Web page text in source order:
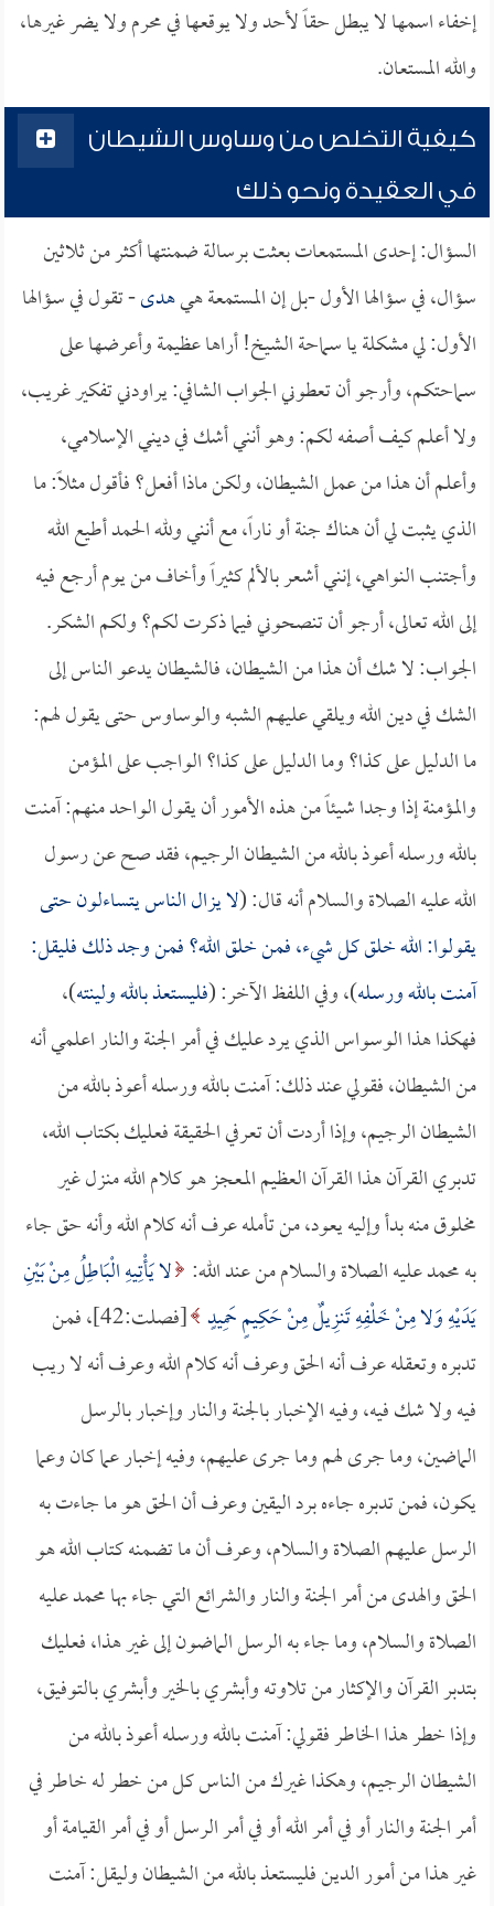
إخفاء اسمها لا يبطل حقاً لأحد ولا يوقعها في محرم ولا يضر غيرها،
والله المستعان.
كيفية التخلص من وساوس الشيطان
في العقيدة ونحو ذلك
السؤال: إحدى المستمعات بعثت برسالة ضمنتها أكثر من ثلاثين
سؤال، في سؤالها الأول -بل إن المستمعة هيهدى- تقول في سؤالها
الأول: لي مشكلة يا سماحة الشيخ! أراها عظيمة وأعرضها على
سماحتكم، وأرجو أن تعطوني الجواب الشافي: يراودني تفكير غريب،
ولا أعلم كيف أصفه لكم: وهو أنني أشك في ديني الإسلامي،
وأعلم أن هذا من عمل الشيطان، ولكن ماذا أفعل؟ فأقول مثلاً: ما
الذي يثبت لي أن هناك جنة أو ناراً، مع أنني ولله الحمد أطيع الله
وأجتنب النواهي، إنني أشعر بالألم كثيراً وأخاف من يوم أرجع فيه
إلى الله تعالى، أرجو أن تنصحوني فيما ذكرت لكم؟ ولكم الشكر.
الجواب: لا شك أن هذا من الشيطان، فالشيطان يدعو الناس إلى
الشك في دين الله ويلقي عليهم الشبه والوساوس حتى يقول لهم:
ما الدليل على كذا؟ وما الدليل على كذا؟ الواجب على المؤمن
والمؤمنة إذا وجدا شيئاً من هذه الأمور أن يقول الواحد منهم: آمنت
بالله ورسله أعوذ بالله من الشيطان الرجيم، فقد صح عن رسول
الله عليه الصلاة والسلام أنه قال: (لا يزال الناس يتساءلون حتى
يقولوا: الله خلق كل شيء، فمن خلق الله؟ فمن وجد ذلك فليقل:
آمنت بالله ورسله)، وفي اللفظ الآخر: (فليستعذ بالله ولينته)،
فهكذا هذا الوسواس الذي يرد عليك في أمر الجنة والنار اعلمي أنه
من الشيطان، فقولي عند ذلك: آمنت بالله ورسله أعوذ بالله من
الشيطان الرجيم، وإذا أردت أن تعرفي الحقيقة فعليك بكتاب الله،
تدبري القرآن هذا القرآن العظيم المعجز هو كلام الله منزل غير
مخلوق منه بدأ وإليه يعود، من تأمله عرف أنه كلام الله وأنه حق جاء
به محمد عليه الصلاة والسلام من عند الله: لا يَأْتِيهِ الْبَاطِلُ مِنْ بَيْنِ
يَدَيْهِ وَلا مِنْ خَلْفِهِ تَنزِيلٌ مِنْ حَكِيمٍ حَمِيدٍ
[فصلت:42]، فمن
تدبره وتعقله عرف أنه الحق وعرف أنه كلام الله وعرف أنه لا ريب
فيه ولا شك فيه، وفيه الإخبار بالجنة والنار وإخبار بالرسل
الماضين، وما جرى لهم وما جرى عليهم، وفيه إخبار عما كان وعما
يكون، فمن تدبره جاءه برد اليقين وعرف أن الحق هو ما جاءت به
الرسل عليهم الصلاة والسلام، وعرف أن ما تضمنه كتاب الله هو
الحق والهدى من أمر الجنة والنار والشرائع التي جاء بها محمد عليه
الصلاة والسلام، وما جاء به الرسل الماضون إلى غير هذا، فعليك
بتدبر القرآن والإكثار من تلاوته وأبشري بالخير وأبشري بالتوفيق،
وإذا خطر هذا الخاطر فقولي: آمنت بالله ورسله أعوذ بالله من
الشيطان الرجيم، وهكذا غيرك من الناس كل من خطر له خاطر في
أمر الجنة والنار أو في أمر الله أو في أمر الرسل أو في أمر القيامة أو
غير هذا من أمور الدين فليستعذ بالله من الشيطان وليقل: آمنت